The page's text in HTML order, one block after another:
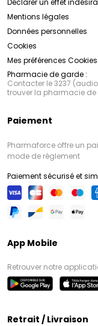
Mentions légales
Données personnelles
Cookies
Mes préférences Cookies
Pharmacie de garde :
Contacter le 3237
trouver la pharmacie
Paiement
Pharmaforce offre un
mode de règlement
Paiement sécurisé et
App Mobile
Retrouver notre
Retrait / Livraison